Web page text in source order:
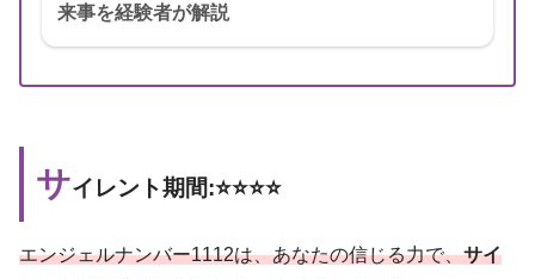
来事を経験者が解説
サイレント期間:⭐️⭐️⭐️⭐️
エンジェルナンバー1112は、あなたの信じる力で、サイ